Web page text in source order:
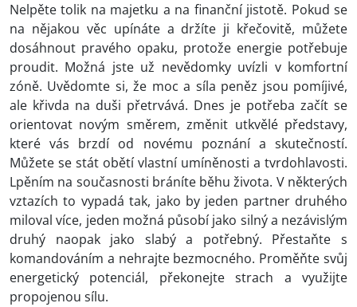
Nelpěte tolik na majetku a na finanční jistotě. Pokud se
na nějakou věc upínáte a držíte ji křečovitě, můžete
dosáhnout pravého opaku, protože energie potřebuje
proudit. Možná jste už nevědomky uvízli v komfortní
zóně. Uvědomte si, že moc a síla peněz jsou pomíjivé,
ale křivda na duši přetrvává. Dnes je potřeba začít se
orientovat novým směrem, změnit utkvělé představy,
které vás brzdí od novému poznání a skutečností.
Můžete se stát obětí vlastní umíněnosti a tvrdohlavosti.
Lpěním na současnosti bráníte běhu života. V některých
vztazích to vypadá tak, jako by jeden partner druhého
miloval více, jeden možná působí jako silný a nezávislým
druhý naopak jako slabý a potřebný. Přestaňte s
komandováním a nehrajte bezmocného. Proměňte svůj
energetický potenciál, překonejte strach a využijte
propojenou sílu.